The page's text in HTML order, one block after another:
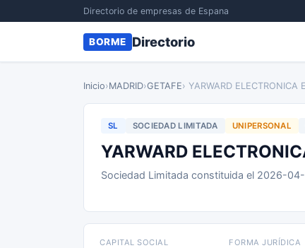
Directorio de empresas de Espana
BORME Directorio
Inicio›MADRID›GETAFE› YARWARD ELECTRONICA
SL SOCIEDAD LIMITADA UNIPERSONAL
YARWARD
Sociedad Limitada constituida el 2026-
CAPITAL SOCIAL FORMA JURÍDICA